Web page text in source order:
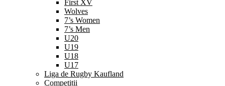
First XV
Wolves
7’s Women
7’s Men
U20
U19
U18
U17
Liga de Rugby Kaufland
Competiții